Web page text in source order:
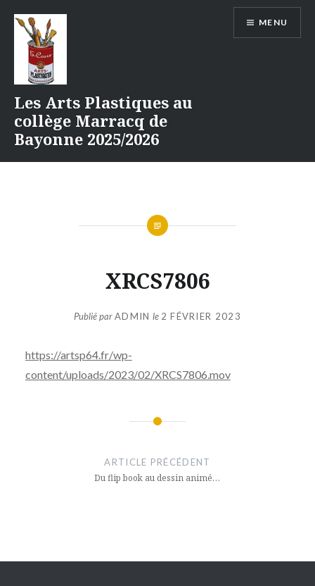
contenu
Les Arts Plastiques au
collège Marracq de
Bayonne 2025/2026
MENU
XRCS7806
Publié parADMIN le 2 FÉVRIER 2023
https://artsp64.fr/wp-
content/uploads/2023/02/XRCS7806.mov
ARTICLE PRÉCÉDENT
Du flip book au dessin animé…